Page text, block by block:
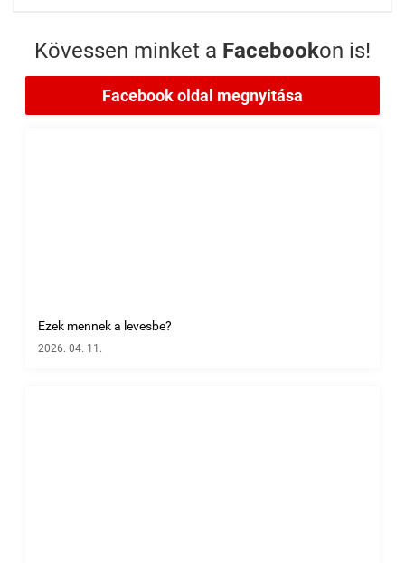
Kövessen minket a Facebookon is!
Facebook oldal megnyitása
Ezek mennek a levesbe?
2026. 04. 11.